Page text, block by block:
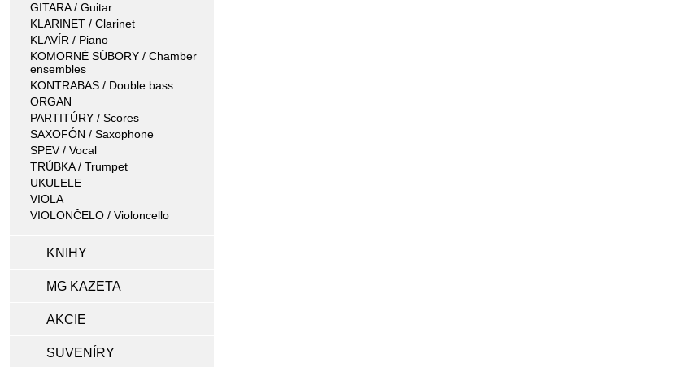
GITARA / Guitar
KLARINET / Clarinet
KLAVÍR / Piano
KOMORNÉ SÚBORY / Chamber
ensembles
KONTRABAS / Double bass
ORGAN
PARTITÚRY / Scores
SAXOFÓN / Saxophone
SPEV / Vocal
TRÚBKA / Trumpet
UKULELE
VIOLA
VIOLONČELO / Violoncello
KNIHY
MG KAZETA
AKCIE
SUVENÍRY